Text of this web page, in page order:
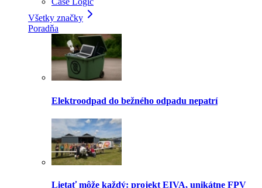
Všetky značky
Poradňa
Elektroodpad do bežného odpadu nepatrí
Lietať môže každý: projekt EIVA, unikátne FPV